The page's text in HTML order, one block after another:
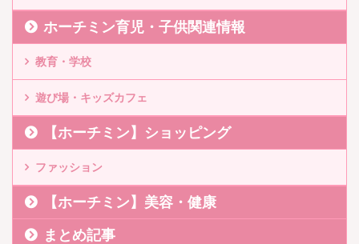
ホーチミン育児・子供関連情報
教育・学校
遊び場・キッズカフェ
【ホーチミン】ショッピング
ファッション
【ホーチミン】美容・健康
まとめ記事